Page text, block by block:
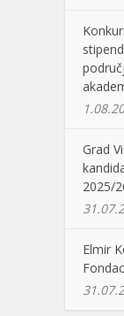
Grad
2025/
Elmir